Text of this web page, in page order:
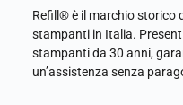
Refill® è il marchio storico
stampanti in Italia.
stampanti da 30 anni,
un’assistenza senza